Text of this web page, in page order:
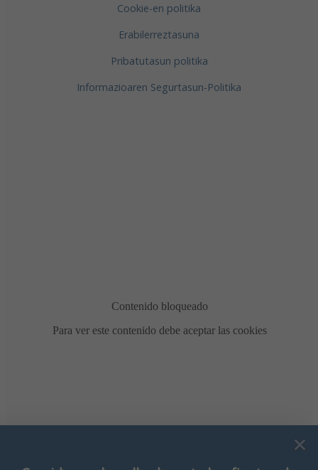
Cookie-en politika
Erabilerreztasuna
Pribatutasun politika
Informazioaren Segurtasun-Politika